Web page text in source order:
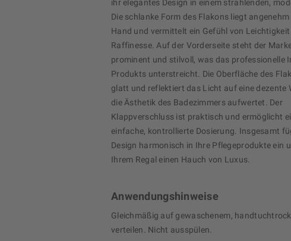
ihr elegantes Design in einem strahlenden,
Die schlanke Form des Flakons liegt angenehm
Hand und vermittelt ein Gefühl von Leichtigkeit
Raffinesse. Auf der Vorderseite steht der
prominent und stilvoll, was das professionelle
Produkts unterstreicht. Die Oberfläche des
glatt und reflektiert das Licht auf eine dezente
die Ästhetik des Badezimmers aufwertet. Der
Klappverschluss ist praktisch und ermöglicht
einfache, kontrollierte Dosierung. Insgesamt
Design harmonisch in Ihre Pflegeprodukte ein
Ihrem Regal einen Hauch von Luxus.
Anwendungshinweise
Gleichmäßig auf gewaschenem,
verteilen. Nicht ausspülen.